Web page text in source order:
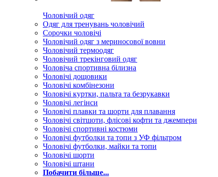
Чоловічий одяг
Одяг для тренувань чоловічий
Сорочки чоловічі
Чоловічий одяг з мериносової вовни
Чоловічий термоодяг
Чоловічий трекінговий одяг
Чоловіча спортивна білизна
Чоловічі дощовики
Чоловічі комбінезони
Чоловічі куртки, пальта та безрукавки
Чоловічі легінси
Чоловічі плавки та шорти для плавання
Чоловічі світшоти, флісові кофти та джемпери
Чоловічі спортивні костюми
Чоловічі футболки та топи з УФ фільтром
Чоловічі футболки, майки та топи
Чоловічі шорти
Чоловічі штани
Побачити більше...